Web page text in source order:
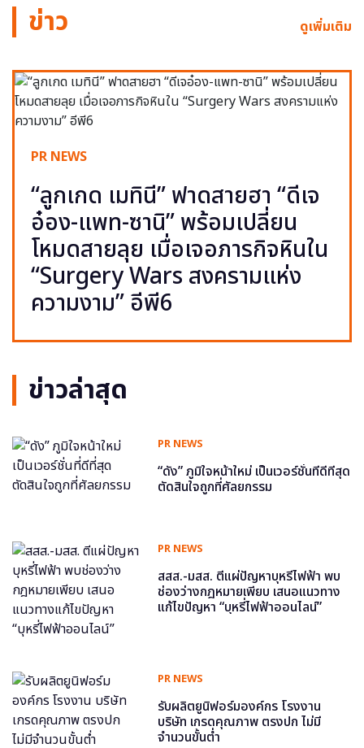
ข่าว ดูเพิ่มเติม
PR NEWS
“ลูกเกด เมทินี” ฟาดสายฮา “ดีเจ
อ๋อง-แพท-ซานิ” พร้อมเปลี่ยน
โหมดสายลุย เมื่อเจอภารกิจหินใน
“Surgery Wars สงครามแห่ง
ความงาม” อีพี6
ข่าวล่าสุด
PR NEWS
“ดัง” ภูมิใจหน้าใหม่ เป็นเวอร์ชั่นที่ดีที่สุด
ตัดสินใจถูกที่ศัลยกรรม
PR NEWS
สสส.-มสส. ตีแผ่ปัญหาบุหรี่ไฟฟ้า พบ
ช่องว่างกฎหมายเพียบ เสนอแนวทาง
แก้ไขปัญหา “บุหรี่ไฟฟ้าออนไลน์”
PR NEWS
รับผลิตยูนิฟอร์มองค์กร โรงงาน
บริษัท เกรดคุณภาพ ตรงปก ไม่มี
จำนวนขั้นต่ำ